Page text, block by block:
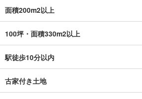
面積200m2以上
100坪・面積330m2以上
駅徒歩10分以内
古家付き土地